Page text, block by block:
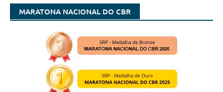
MARATONA NACIONAL DO CBR